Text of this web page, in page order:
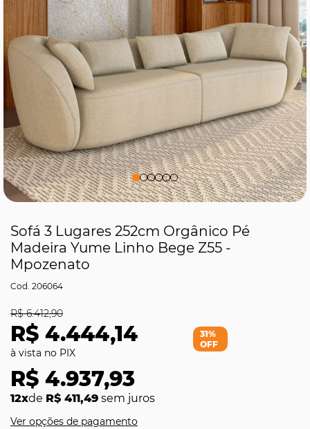
Sofá 3 Lugares 252cm Orgânico Pé
Madeira Yume Linho Bege Z55 -
Mpozenato
206064
R$ 4.444,14
R$ 6.412,90
R$ 4.937,93
12xde R$ 411,49 sem juros
31%
OFF
Ver opções de pagamento